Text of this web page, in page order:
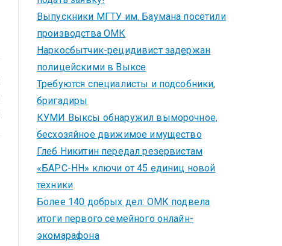
Выпускники МГТУ им. Баумана посетили
производства ОМК
Наркосбытчик-рецидивист задержан
полицейскими в Выксе
Требуются специалисты и подсобники,
бригадиры
КУМИ Выксы обнаружил выморочное,
бесхозяйное движимое имущество
Глеб Никитин передал резервистам
«БАРС-НН» ключи от 45 единиц новой
техники
Более 140 добрых дел: ОМК подвела
итоги первого семейного онлайн-
экомарафона